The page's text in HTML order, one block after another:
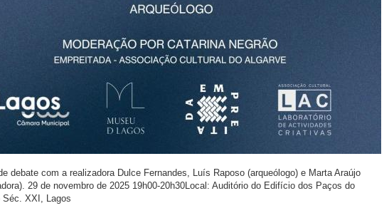
debate com a realizadora Dulce Fernandes, Luís Raposo (arqueólogo) e Marta Araújo
29 de novembro de 2025 19h00-20h30Local: Auditório do Edifício dos Paços do
Séc. XXI, Lagos